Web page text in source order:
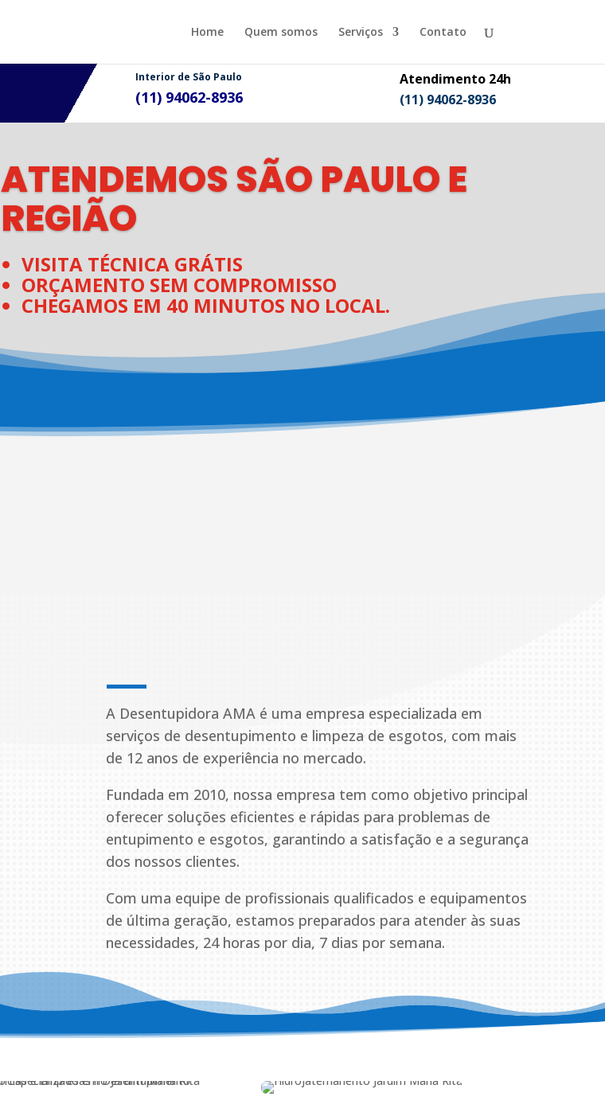
Home Quem somos Serviços Contato
Interior de São Paulo
(11) 94062-8936
Atendimento 24h
(11) 94062-8936
ATENDEMOS SÃO PAULO E
REGIÃO
VISITA TÉCNICA GRÁTIS
ORÇAMENTO SEM COMPROMISSO
CHEGAMOS EM 40 MINUTOS NO LOCAL.
A Desentupidora AMA é uma empresa especializada em
serviços de desentupimento e limpeza de esgotos, com mais
de 12 anos de experiência no mercado.
Fundada em 2010, nossa empresa tem como objetivo principal
oferecer soluções eficientes e rápidas para problemas de
entupimento e esgotos, garantindo a satisfação e a segurança
dos nossos clientes.
Com uma equipe de profissionais qualificados e equipamentos
de última geração, estamos preparados para atender às suas
necessidades, 24 horas por dia, 7 dias por semana.